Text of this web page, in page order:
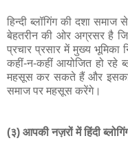
हिन्‍दी ब्‍लॉगिंग की दशा
बेहतरीन की ओर अग्रसर है
प्रचार प्रसार में मुख्‍य
कहीं-न-कहीं आयोजित हो रहे
महसूस कर सकते हैं और इसका
समाज पर महसूस करेंगे।
(३) आपकी नज़रों में हिंदी